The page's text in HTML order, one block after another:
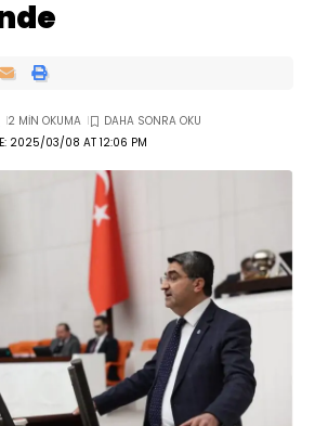
2025/03/08 AT 12:06 PM
2 MIN OKUMA